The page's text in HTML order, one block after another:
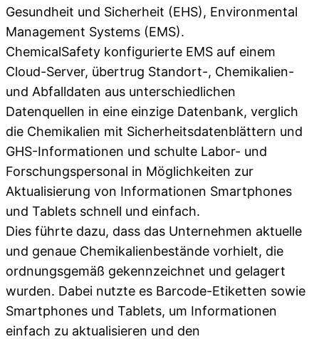
Gesundheit und Sicherheit (EHS), Environmental
Management Systems (EMS).
ChemicalSafety konfigurierte EMS auf einem
Cloud-Server, übertrug Standort-, Chemikalien-
und Abfalldaten aus unterschiedlichen
Datenquellen in eine einzige Datenbank, verglich
die Chemikalien mit Sicherheitsdatenblättern und
GHS-Informationen und schulte Labor- und
Forschungspersonal in Möglichkeiten zur
Aktualisierung von Informationen Smartphones
und Tablets schnell und einfach.
Dies führte dazu, dass das Unternehmen aktuelle
und genaue Chemikalienbestände vorhielt, die
ordnungsgemäß gekennzeichnet und gelagert
wurden. Dabei nutzte es Barcode-Etiketten sowie
Smartphones und Tablets, um Informationen
einfach zu aktualisieren und den